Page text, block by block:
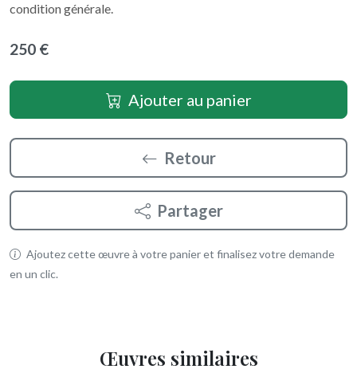
condition générale.
250 €
Ajouter au panier
Retour
Partager
Ajoutez cette œuvre à votre panier et finalisez votre demande
en un clic.
Œuvres similaires